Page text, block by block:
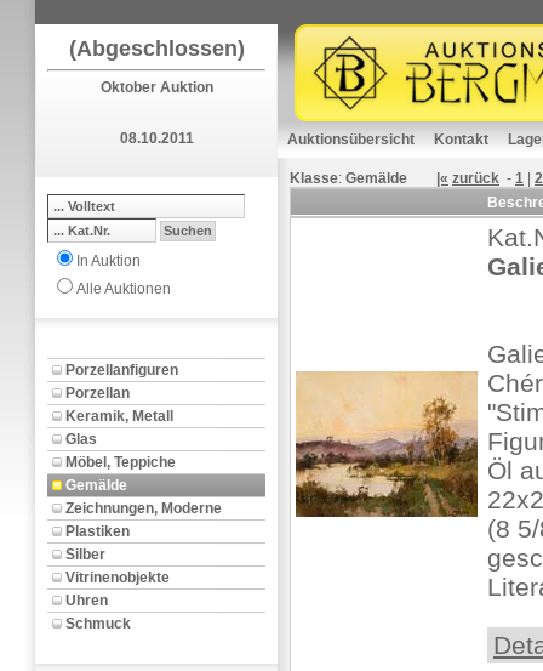
(Abgeschlossen)
Oktober Auktion
08.10.2011
In Auktion
Alle Auktionen
Porzellanfiguren
Porzellan
Keramik, Metall
Glas
Möbel, Teppiche
Gemälde
Zeichnungen, Moderne
Plastiken
Silber
Vitrinenobjekte
Uhren
Schmuck
Auktionsübersicht Kontakt
Klasse: Gemälde |« zurück - 1
2
Öl
(8